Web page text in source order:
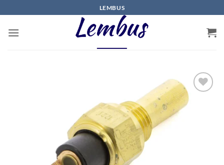
Inhalt
springen
LEMBUS